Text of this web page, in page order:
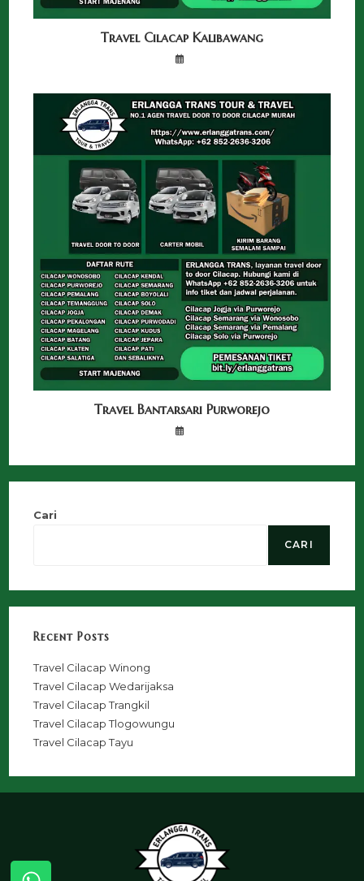
Travel Cilacap Kalibawang
Travel Bantarsari Purworejo
Cari
CARI
Recent Posts
Travel Cilacap Winong
Travel Cilacap Wedarijaksa
Travel Cilacap Trangkil
Travel Cilacap Tlogowungu
Travel Cilacap Tayu